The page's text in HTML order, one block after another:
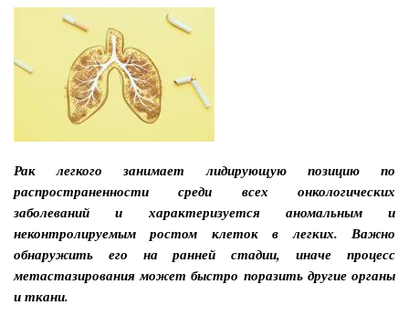
Рак легкого занимает лидирующую позицию по
распространенности среди всех онкологических
заболеваний и характеризуется аномальным и
неконтролируемым ростом клеток в легких. Важно
обнаружить его на ранней стадии, иначе процесс
метастазирования может быстро поразить другие органы
и ткани.